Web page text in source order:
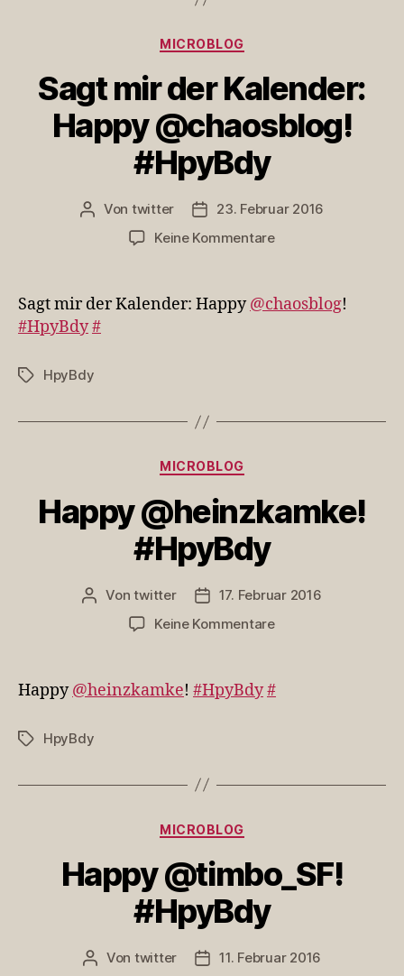
Kategorien
MICROBLOG
Sagt mir der Kalender:
Happy @chaosblog!
#HpyBdy
Beitragsautor
Von twitter Veröffentlichungsdatum
23. Februar 2016
Keine Kommentarezu
der
Kalender:
Sagt mir der Kalender: Happy@chaosblog!
#HpyBdy#
Schlagwörter
HpyBdy
Kategorien
MICROBLOG
Happy @heinzkamke!
#HpyBdy
Beitragsautor
Vontwitter Veröffentlichungsdatum
17. Februar 2016
Keine Kommentarezu
#HpyBdy
Happy@heinzkamke! #HpyBdy#
Schlagwörter
HpyBdy
Kategorien
MICROBLOG
Happy @timbo_SF!
#HpyBdy
Beitragsautor
Von twitter Veröffentlichungsdatum
11. Februar 2016